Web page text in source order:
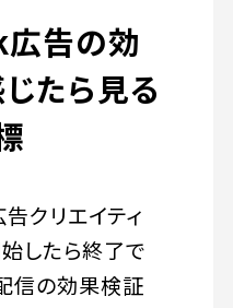
告の効
たら見る
クリエイティ
したら終了で
信の効果検証